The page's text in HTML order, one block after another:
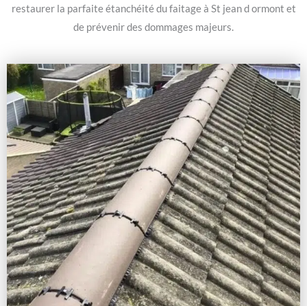
restaurer la parfaite étanchéité du faitage à St jean d ormont et
de prévenir des dommages majeurs.